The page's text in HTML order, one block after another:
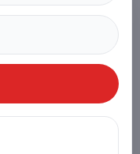
di un